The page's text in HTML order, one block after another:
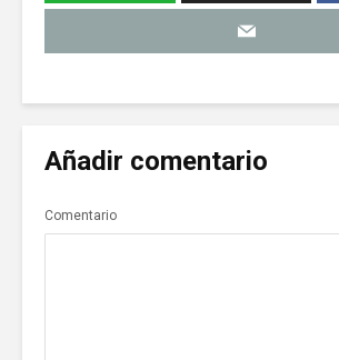
Añadir comentario
Comentario